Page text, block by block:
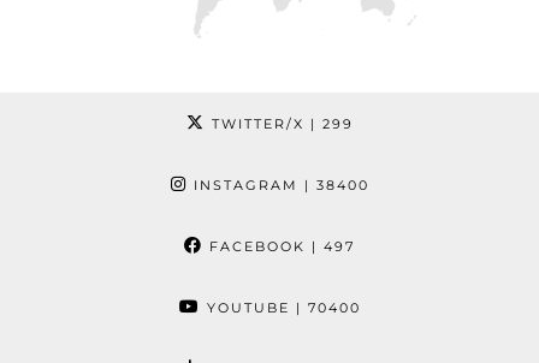
TWITTER/X | 299
INSTAGRAM | 38400
FACEBOOK | 497
YOUTUBE | 70400